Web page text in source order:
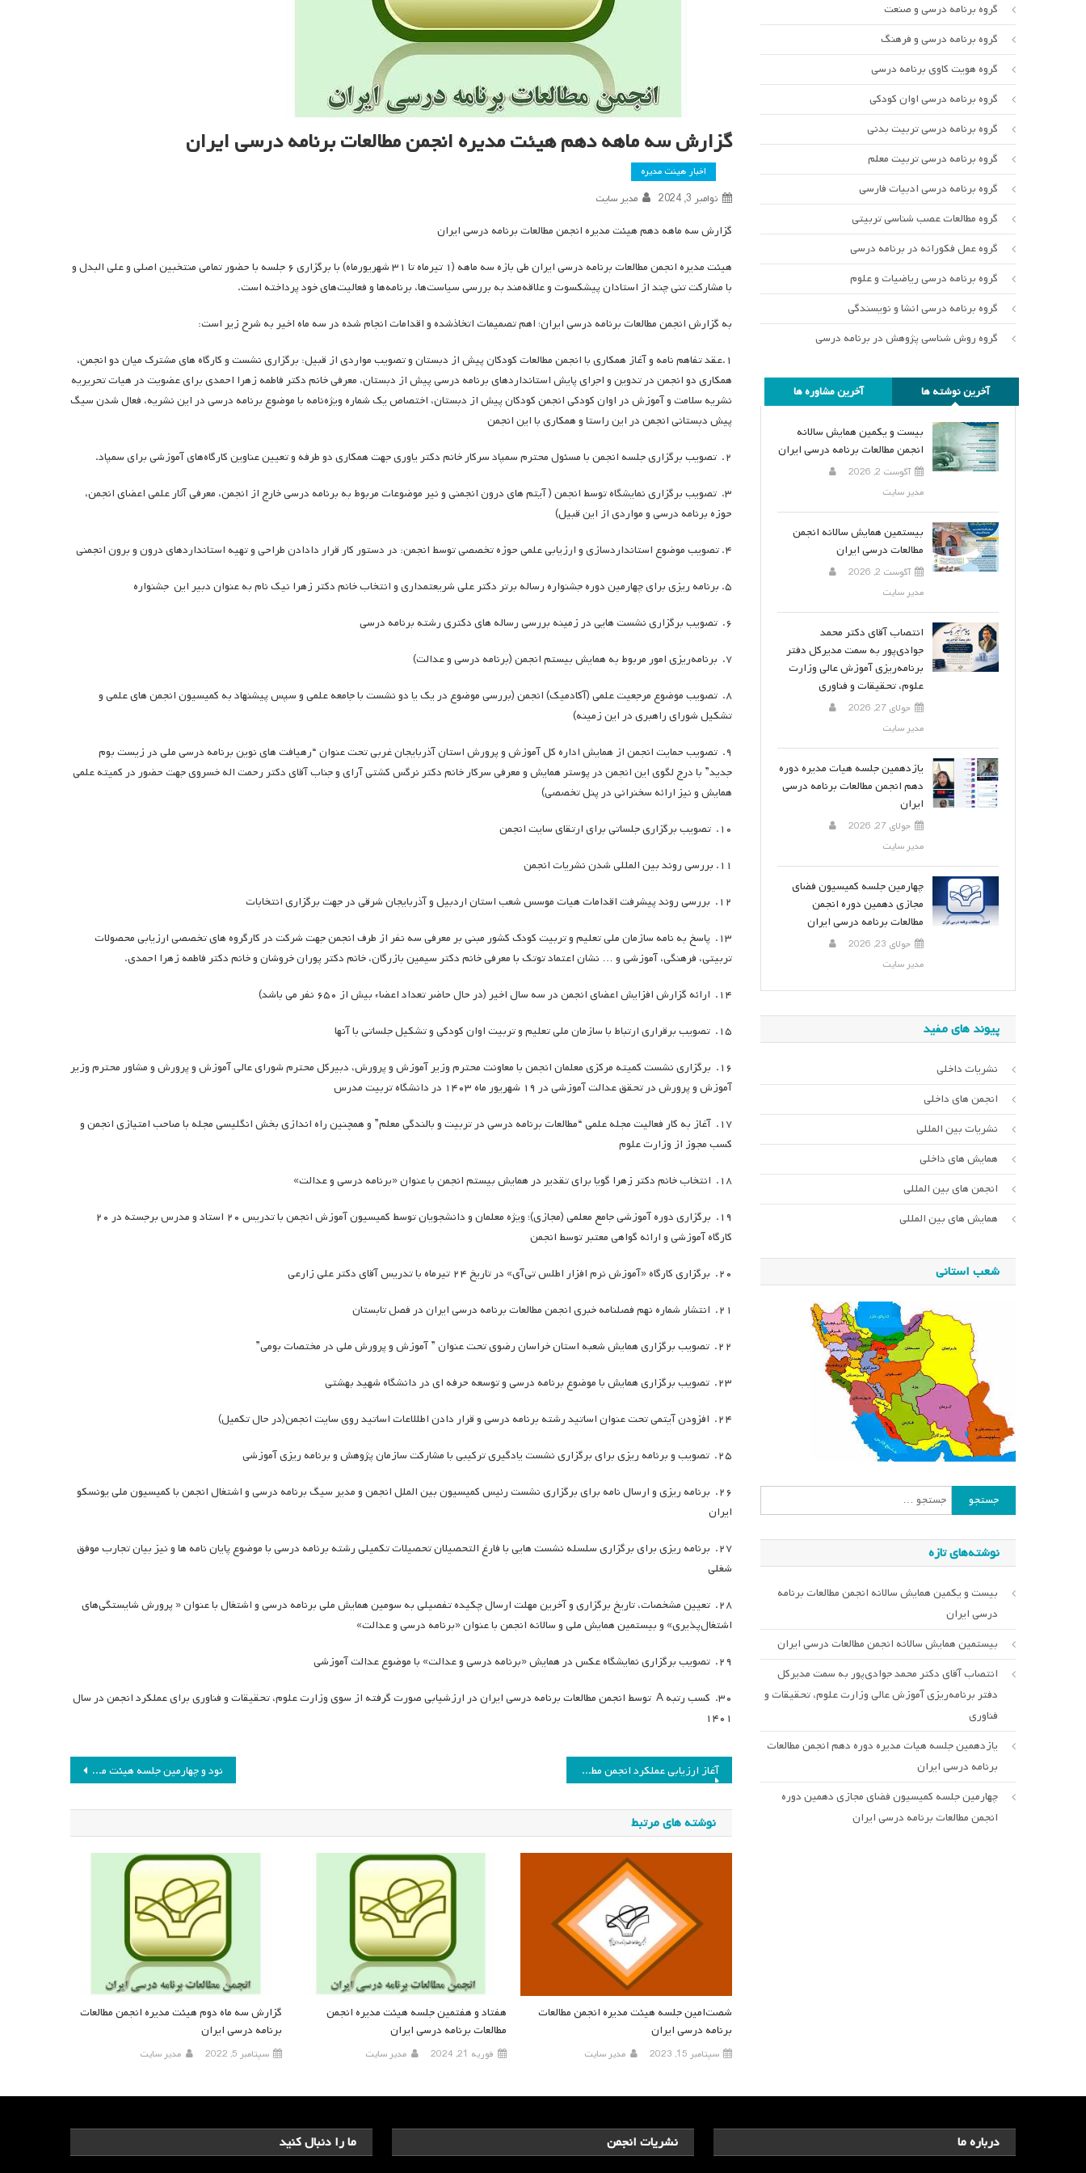
گزارش سه ماهه دهم هیئت مدیره انجمن مطالعات برنامه درسی ایران
اخبار هیئت مدیره
نوامبر 3, 2024 مدیر سایت
گزارش سه ماهه دهم هیئت مدیره انجمن مطالعات برنامه درسی ایران
هیئت مدیره انجمن مطالعات برنامه درسی ایران طی بازه سه ماهه (۱ تیرماه تا ۳۱ شهریورماه) با برگزاری ۶ جلسه با حضور تمامی منتخبین اصلی و علی البدل و
با مشارکت تنی چند از استادان پیشکسوت و علاقه‌مند به بررسی سیاست‌ها، برنامه‌ها و فعالیت‌های خود پرداخته است.
به گزارش انجمن مطالعات برنامه درسی ایران؛ اهم تصمیمات اتخاذشده و اقدامات انجام شده در سه ماه اخیر به شرح زیر است:
۱.عقد تفاهم نامه و آغاز همکاری با انجمن مطالعات کودکان پیش از دبستان و تصویب مواردی از قبیل: برگزاری نشست و کارگاه های مشترک میان دو انجمن،
همکاری دو انجمن در تدوین و اجرای پایش استانداردهای برنامه درسی پیش از دبستان، معرفی خانم دکتر فاطمه زهرا احمدی برای عضویت در هیات تحریریه
نشریه سلامت و آموزش در اوان کودکی انجمن کودکان پیش از دبستان، اختصاص یک شماره ویژه‌نامه با موضوع برنامه درسی در این نشریه، فعال شدن سیگ
پیش دبستانی انجمن در این راستا و همکاری با این انجمن
۲. تصویب برگزاری جلسه انجمن با مسئول محترم سمپاد سرکار خانم دکتر یاوری جهت همکاری دو طرفه و تعیین عناوین کارگاه‌های آموزشی برای سمپاد.
۳. تصویب برگزاری نمایشگاه توسط انجمن ( آیتم های درون انجمنی و نیر موضوعات مربوط به برنامه درسی خارج از انجمن، معرفی آثار علمی اعضای انجمن،
حوزه برنامه درسی و مواردی از این قبیل)
۴. تصویب موضوع استانداردسازی و ارزیابی علمی حوزه تخصصی توسط انجمن: در دستور کار قرار دادادن طراحی و تهیه استانداردهای درون و برون انجمنی
۵. برنامه ریزی برای چهارمین دوره جشنواره رساله برتر دکتر علی شریعتمداری و انتخاب خانم دکتر زهرا نیک نام به عنوان دبیر این جشنواره
۶. تصویب برگزاری نشست هایی در زمینه بررسی رساله های دکتری رشته برنامه درسی
۷. برنامه‌ریزی امور مربوط به همایش بیستم انجمن (برنامه درسی و عدالت)
۸. تصویب موضوع مرجعیت علمی (آکادمیک) انجمن (بررسی موضوع در یک یا دو نشست با جامعه علمی و سپس پیشنهاد به کمیسیون انجمن های علمی و
تشکیل شورای راهبری در این زمینه)
۹. تصویب حمایت انجمن از همایش اداره کل آموزش و پرورش استان آذربایجان غربی تحت عنوان “رهیافت های نوین برنامه درسی ملی در زیست بوم
جدید” با درج لگوی این انجمن در پوستر همایش و معرفی سرکار خانم دکتر نرگس کشتی آرای و جناب آقای دکتر رحمت اله خسروی جهت حضور در کمیته علمی
همایش و نیز ارائه سخنرانی در پنل تخصصی)
۱۰. تصویب برگزاری جلساتی برای ارتقای سایت انجمن
۱۱. بررسی روند بین المللی شدن نشریات انجمن
۱۲. بررسی روند پیشرفت اقدامات هیات موسس شعب استان اردبیل و آذربایجان شرقی در جهت برگزاری انتخابات
۱۳. پاسخ به نامه سازمان ملی تعلیم و تربیت کودک کشور مبنی بر معرفی سه نفر از طرف انجمن جهت شرکت در کارگروه های تخصصی ارزیابی محصولات
تربیتی، فرهنگی، آموزشی و … نشان اعتماد توتک با معرفی خانم دکتر سیمین بازرگان، خانم دکتر پوران خروشان و خانم دکتر فاطمه زهرا احمدی.
۱۴. ارائه گزارش افزایش اعضای انجمن در سه سال اخیر (در حال حاضر تعداد اعضاء بیش از ۶۵۰ نفر می باشد)
۱۵. تصویب برقراری ارتباط با سازمان ملی تعلیم و تربیت اوان کودکی و تشکیل جلساتی با آنها
۱۶. برگزاری نشست کمیته مرکزی معلمان انجمن با معاونت محترم وزیر آموزش و پرورش، دبیرکل محترم شورای عالی آموزش و پرورش و مشاور محترم وزیر
آموزش و پرورش در تحقق عدالت آموزشی در ۱۹ شهریور ماه ۱۴۰۳ در دانشگاه تربیت مدرس
۱۷. آغاز به کار فعالیت مجله علمی “مطالعات برنامه درسی در تربیت و بالندگی معلم” و همچنین راه اندازی بخش انگلیسی مجله با صاحب امتیازی انجمن و
کسب مجوز از وزارت علوم
۱۸. انتخاب خانم دکتر زهرا گویا برای تقدیر در همایش بیستم انجمن با عنوان «برنامه درسی و عدالت»
۱۹. برگزاری دوره آموزشی جامع معلمی (مجازی)؛ ویژه معلمان و دانشجویان توسط کمیسیون آموزش انجمن با تدریس ۲۰ استاد و مدرس برجسته در ۲۰
کارگاه آموزشی و ارائه گواهی معتبر توسط انجمن
۲۰. برگزاری کارگاه «آموزش نرم‌ افزار اطلس تی‌آی» در تاریخ ۲۴ تیرماه با تدریس آقای دکتر علی زارعی
۲۱. انتشار شماره نهم فصلنامه خبری انجمن مطالعات برنامه درسی ایران در فصل تابستان
۲۲. تصویب برگزاری همایش شعبه استان خراسان رضوی تحت عنوان ” آموزش و پرورش ملی در مختصات بومی”
۲۳. تصویب برگزاری همایش با موضوع برنامه درسی و توسعه حرفه ای در دانشگاه شهید بهشتی
۲۴. افزودن آیتمی تحت عنوان اساتید رشته برنامه درسی و قرار دادن اطللاعات اساتید روی سایت انجمن(در حال تکمیل)
۲۵. تصویب و برنامه ریزی برای برگزاری نشست یادگیری ترکیبی با مشارکت سازمان پژوهش و برنامه ریزی آموزشی
۲۶. برنامه ریزی و ارسال نامه برای برگزاری نشست رئیس کمیسیون بین الملل انجمن و مدیر سیگ برنامه درسی و اشتغال انجمن با کمیسیون ملی یونسکو
ایران
۲۷. برنامه ریزی برای برگزاری سلسله نشست هایی با فارغ التحصیلان تحصیلات تکمیلی رشته برنامه درسی با موضوع پایان نامه ها و نیز بیان تجارب موفق
شغلی
۲۸. تعیین مشخصات، تاریخ برگزاری و آخرین مهلت ارسال چکیده تفصیلی به سومین همایش ملی برنامه درسی و اشتغال با عنوان « پرورش شایستگی‌های
اشتغال‌پذیری» و بیستمین همایش ملی و سالانه انجمن با عنوان «برنامه درسی و عدالت»
۲۹. تصویب برگزاری نمایشگاه عکس در همایش «برنامه درسی و عدالت» با موضوع عدالت آموزشی
۳۰. کسب رتبه A توسط انجمن مطالعات برنامه درسی ایران در ارزشیابی صورت گرفته از سوی وزارت علوم، تحقیقات و فناوری برای عملکرد انجمن در سال
۱۴۰۱
راهبری
نوشته
نود و چهارمین جلسه هیئت مدیره انجمن مطالعات برنامه درسی ایران آغاز ارزیابی عملکرد انجمن مطالعات برنامه درسی ایران از سال ۱۴۰۲
نوشته های مرتبط
گزارش سه ماه دوم هیئت مدیره انجمن مطالعات
برنامه درسی ایران
سپتامبر 5, 2022 مدیر سایت
هفتاد و هفتمین جلسه هیئت مدیره انجمن
مطالعات برنامه درسی ایران
فوریه 21, 2024 مدیر سایت
شصت‌امین جلسه هیئت مدیره انجمن مطالعات
برنامه درسی ایران
سپتامبر 15, 2023 مدیر سایت
گروه برنامه درسی و صنعت
گروه برنامه درسی و فرهنگ
گروه هویت کاوی برنامه درسی
گروه برنامه درسی اوان کودکی
گروه برنامه درسی تربیت بدنی
گروه برنامه درسی تربیت معلم
گروه برنامه درسی ادبیات فارسی
گروه مطالعات عصب شناسی تربیتی
گروه عمل فکورانه در برنامه درسی
گروه برنامه درسی ریاضیات و علوم
گروه برنامه درسی انشا و نویسندگی
گروه روش شناسی پژوهش در برنامه درسی
آخرین نوشته ها آخرین مشاوره ها
بیست و یکمین همایش سالانه
انجمن مطالعات برنامه درسی ایران
آگوست 2, 2026
مدیر سایت
بیستمین همایش سالانه انجمن
مطالعات درسی ایران
آگوست 2, 2026
مدیر سایت
انتصاب آقای دکتر محمد
جوادی‌پور به سمت مدیرکل دفتر
برنامه‌ریزی آموزش عالی وزارت
علوم، تحقیقات و فناوری
جولای 27, 2026
مدیر سایت
یازدهمین جلسه هیات مدیره دوره
دهم انجمن مطالعات برنامه درسی
ایران
جولای 27, 2026
مدیر سایت
چهارمین جلسه کمیسیون فضای
مجازی دهمین دوره انجمن
مطالعات برنامه درسی ایران
جولای 23, 2026
مدیر سایت
پیوند های مفید
نشریات داخلی
انجمن های داخلی
نشریات بین المللی
همایش های داخلی
انجمن های بین المللی
همایش های بین المللی
شعب استانی
جستجو
برای:
نوشته‌های تازه
بیست و یکمین همایش سالانه انجمن مطالعات برنامه
درسی ایران
بیستمین همایش سالانه انجمن مطالعات درسی ایران
انتصاب آقای دکتر محمد جوادی‌پور به سمت مدیرکل
دفتر برنامه‌ریزی آموزش عالی وزارت علوم، تحقیقات و
فناوری
یازدهمین جلسه هیات مدیره دوره دهم انجمن مطالعات
برنامه درسی ایران
چهارمین جلسه کمیسیون فضای مجازی دهمین دوره
انجمن مطالعات برنامه درسی ایران
ما را دنبال کنید نشریات انجمن درباره ما